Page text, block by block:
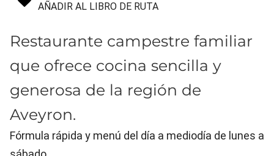
AÑADIR AL LIBRO DE RUTA
Restaurante campestre familiar
que ofrece cocina sencilla y
generosa de la región de
Aveyron.
Fórmula rápida y menú del día a mediodía de lunes a